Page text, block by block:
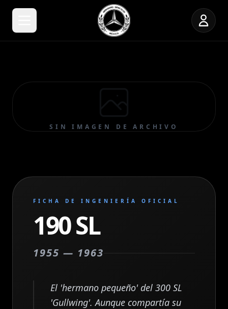
SIN IMAGEN DE ARCHIVO
FICHA DE INGENIERÍA OFICIAL
190 SL
1955 — 1963
El 'hermano pequeño' del 300 SL
'Gullwing'. Aunque compartía su